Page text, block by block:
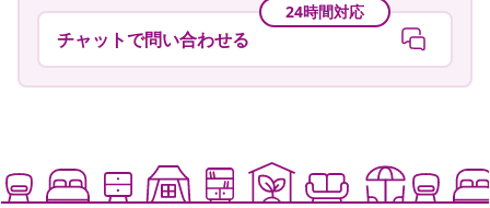
24時間対応
チャットで問い合わせる